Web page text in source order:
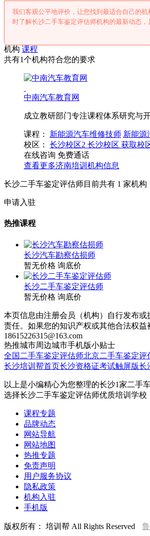
我们客观公平地评价，让您找到最适合自己的
时了解长沙二手车鉴定评估师机构的最新动态
机构 课程
共有1个机构符合您的要求
中南汽车教育网
成立教研部门专注课程体系研究与
课程： 新能源汽车维修技师 新能源
校区：
长沙校区2 长沙校区 获取校
在线咨询 免费通话
查看更多济南培训机构信息
长沙二手车鉴定评估师目前共有 1 家机构
申请入驻
热推课程
长沙汽车勘察估损师
暂无价格 询底价
长沙二手车鉴定评估师
暂无价格 询底价
本页信息由注册会员（机构）自行发布
责任。如果您的知识产权或其他合法权
18615226315@163.com
热推城市周边城市手机版小贴士
全国二手车鉴定评估师北京二手车鉴定评
长沙培训帮首页长沙资格证考试触屏版长
以上是小编精心为您整理的长沙1家二手
选择长沙二手车鉴定评估师优质培训学校
课程专题
品牌动态
网站导航
网站地图
热推专题
免责声明
用户服务协议
隐私政策
机构入驻
手机版
版权所有： 培训帮 All Rights Reserved